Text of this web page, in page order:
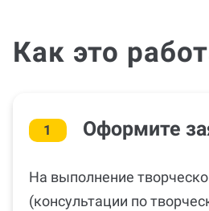
Как это
1 Оформите
На выполнение
(консультации по